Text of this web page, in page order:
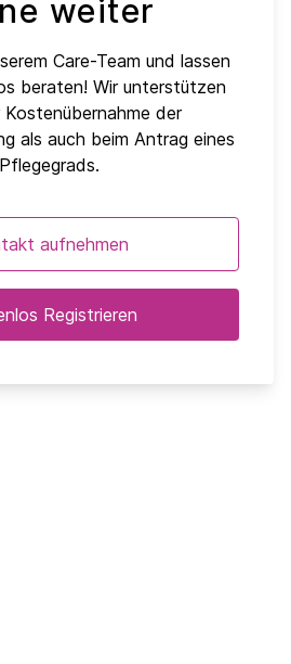
weiter
Care-Team und lassen
beraten! Wir unterstützen
Kostenübernahme der
als auch beim Antrag eines
Pflegegrads.
aufnehmen
Registrieren